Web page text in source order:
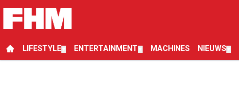
LIFESTYLE ENTERTAINMENT MACHINES NIEUWS